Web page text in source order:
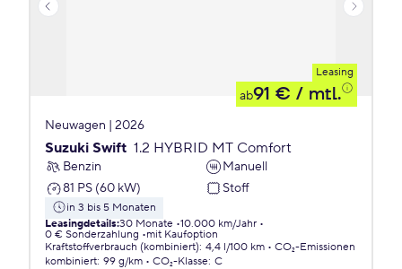
Leasing
ab91 € / mtl.
Neuwagen | 2026
Suzuki Swift 1.2 HYBRID MT Comfort
Benzin
Manuell
81 PS (60 kW)
Stoff
in 3 bis 5 Monaten
Leasingdetails:30 Monate 10.000 km/Jahr
0 € Sonderzahlung
mit Kaufoption
Kraftstoffverbrauch (kombiniert): 4,4 l/100 km
CO₂-Emissionen
kombiniert: 99 g/km CO₂-Klasse: C